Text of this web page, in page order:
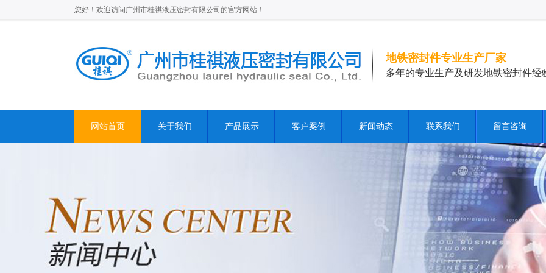
您好！欢迎访问广州市桂祺液压密封有限公司的官方网站！
地铁密封件专业生产厂家
多年的专业生产及研发地铁密封件经
网站首页 关于我们 产品展示 客户案例 新闻动态 联系我们 留言咨询